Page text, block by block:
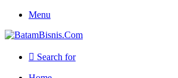
Menu
Search for